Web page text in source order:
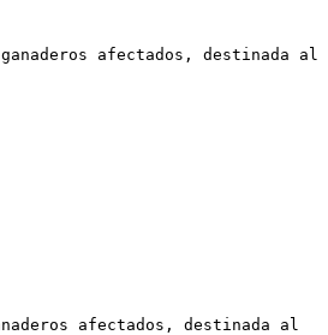
afectados, destinada al
afectados, destinada al